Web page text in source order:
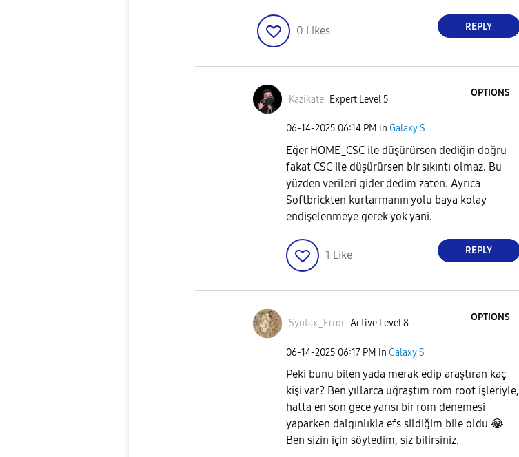
0 Likes REPLY
Kazikate Expert Level 5
OPTIONS
‎06-14-2025 06:14 PM in Galaxy S
Eğer HOME_CSC ile düşürürsen dediğin doğru
fakat CSC ile düşürürsen bir sıkıntı olmaz. Bu
yüzden verileri gider dedim zaten. Ayrıca
Softbrickten kurtarmanın yolu baya kolay
endişelenmeye gerek yok yani.
1 Like REPLY
Syntax_Error Active Level 8
OPTIONS
‎06-14-2025 06:17 PM in Galaxy S
Peki bunu bilen yada merak edip araştıran kaç
kişi var? Ben yıllarca uğraştım rom root işleriyle,
hatta en son gece yarısı bir rom denemesi
yaparken dalgınlıkla efs sildiğim bile oldu 😂
Ben sizin için söyledim, siz bilirsiniz.